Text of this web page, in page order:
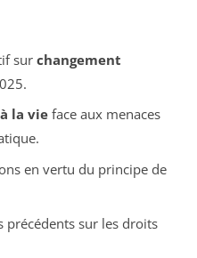
sur changement
la vieface aux menaces
en vertu du principe de
précédents sur les droits